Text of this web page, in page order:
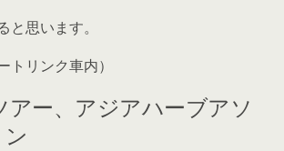
と思います。
トリンク車内）
アー、アジアハーブアソ